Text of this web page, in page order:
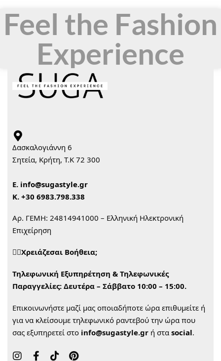
Feel the Fashion
Experience
Δασκαλογιάννη 6
Σητεία, Κρήτη, Τ.Κ 72 300
Ε. info@sugastyle.gr
Κ. +30 6983.798.338
Αρ. ΓΕΜΗ: 24814941000 – Ελληνική Ηλεκτρονική
Επιχείρηση
🙋‍♀️Χρειάζεσαι Βοήθεια;
Τηλεφωνική Εξυπηρέτηση & Τηλεφωνικές
Παραγγελίες: Δευτέρα – Σάββατο 10:00 – 15:00.
Επικοινωνήστε μαζί μας οποιαδήποτε ώρα επιθυμείτε ή
για να κλείσουμε τηλεφωνικό ραντεβού την ώρα που
σας εξυπηρετεί στο info@sugastyle.gr ή στα social.